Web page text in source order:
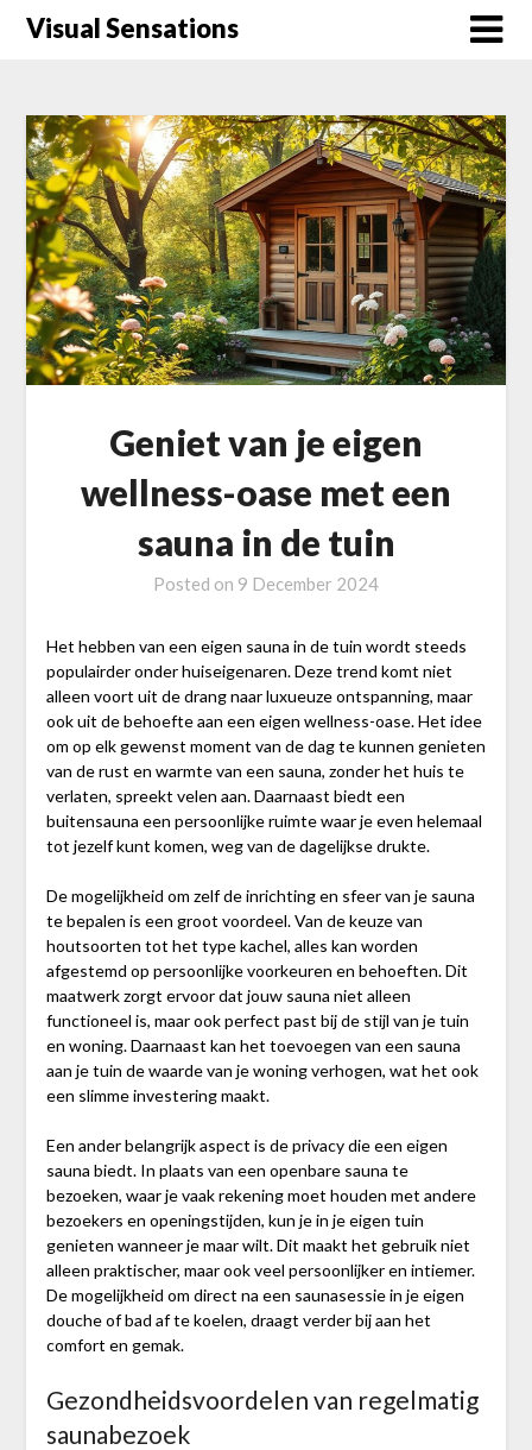
SkipVisual Sensations
Geniet van je eigen
wellness-oase met een
sauna in de tuin
Posted on 9 December 2024
Het hebben van een eigen sauna in de tuin wordt steeds
populairder onder huiseigenaren. Deze trend komt niet
alleen voort uit de drang naar luxueuze ontspanning, maar
ook uit de behoefte aan een eigen wellness-oase. Het idee
om op elk gewenst moment van de dag te kunnen genieten
van de rust en warmte van een sauna, zonder het huis te
verlaten, spreekt velen aan. Daarnaast biedt een
buitensauna een persoonlijke ruimte waar je even helemaal
tot jezelf kunt komen, weg van de dagelijkse drukte.
De mogelijkheid om zelf de inrichting en sfeer van je sauna
te bepalen is een groot voordeel. Van de keuze van
houtsoorten tot het type kachel, alles kan worden
afgestemd op persoonlijke voorkeuren en behoeften. Dit
maatwerk zorgt ervoor dat jouw sauna niet alleen
functioneel is, maar ook perfect past bij de stijl van je tuin
en woning. Daarnaast kan het toevoegen van een sauna
aan je tuin de waarde van je woning verhogen, wat het ook
een slimme investering maakt.
Een ander belangrijk aspect is de privacy die een eigen
sauna biedt. In plaats van een openbare sauna te
bezoeken, waar je vaak rekening moet houden met andere
bezoekers en openingstijden, kun je in je eigen tuin
genieten wanneer je maar wilt. Dit maakt het gebruik niet
alleen praktischer, maar ook veel persoonlijker en intiemer.
De mogelijkheid om direct na een saunasessie in je eigen
douche of bad af te koelen, draagt verder bij aan het
comfort en gemak.
Gezondheidsvoordelen van regelmatig
saunabezoek